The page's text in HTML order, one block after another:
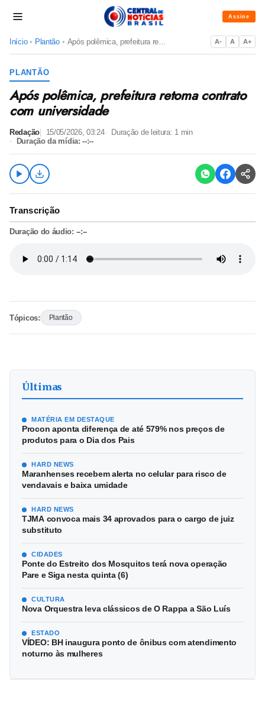
Assine
Início • Plantão • Após polêmica, prefeitura retoma contrato com universidade A- A A+
PLANTÃO
Após polêmica, prefeitura retoma contrato
com universidade
Redação 15/05/2026, 03:24 Duração de leitura: 1min
Duração da mídia:--:--
Transcrição
Duração do áudio: --:--
Tópicos: Plantão
Últimas
MATÉRIA EM DESTAQUE
Procon aponta diferença de até 579% nos preços de
produtos para o Dia dos Pais
HARD NEWS
Maranhenses recebem alerta no celular para risco de
vendavais e baixa umidade
HARD NEWS
TJMA convoca mais 34 aprovados para o cargo de juiz
substituto
CIDADES
Ponte do Estreito dos Mosquitos terá nova operação
Pare e Siga nesta quinta (6)
CULTURA
Nova Orquestra leva clássicos de O Rappa a São Luís
ESTADO
VÍDEO: BH inaugura ponto de ônibus com atendimento
noturno às mulheres